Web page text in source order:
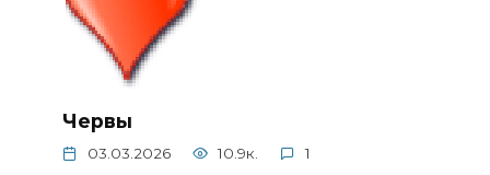
Червы
03.03.2026 10.9к. 1